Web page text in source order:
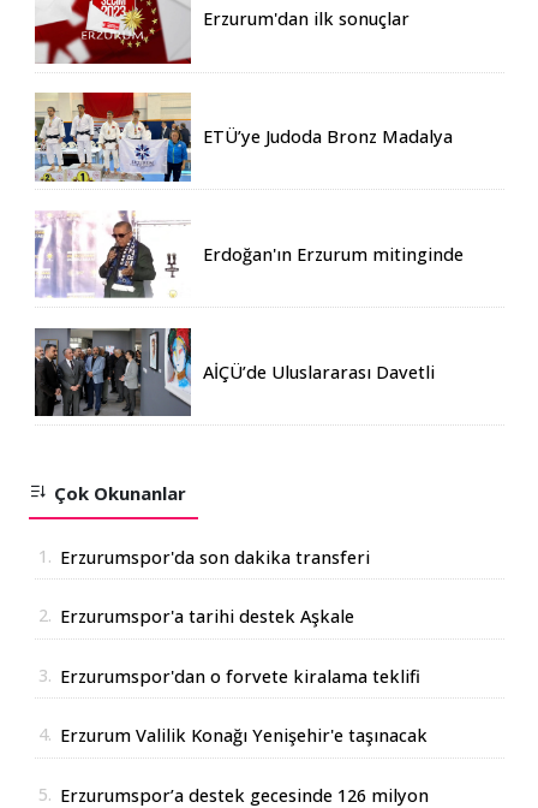
Erzurum'dan ilk sonuçlar
ETÜ’ye Judoda Bronz Madalya
Erdoğan'ın Erzurum mitinginde
AİÇÜ’de Uluslararası Davetli
Çok Okunanlar
1. Erzurumspor'da son dakika transferi
2. Erzurumspor'a tarihi destek Aşkale
3. Erzurumspor'dan o forvete kiralama teklifi
4. Erzurum Valilik Konağı Yenişehir'e taşınacak
5. Erzurumspor’a destek gecesinde 126 milyon